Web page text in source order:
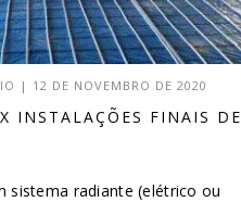
| 12 DE NOVEMBRO DE 2020
INSTALAÇÕES FINAIS DE
sistema radiante (elétrico ou